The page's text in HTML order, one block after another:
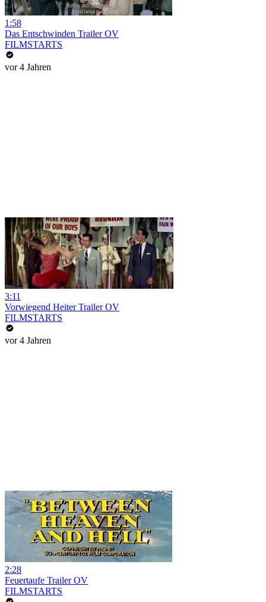
1:58
Das Entschwinden Trailer OV
FILMSTARTS
vor 4 Jahren
3:11
Vorwiegend Heiter Trailer OV
FILMSTARTS
vor 4 Jahren
2:28
Feuertaufe Trailer OV
FILMSTARTS